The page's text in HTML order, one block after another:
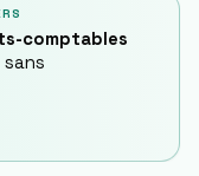
comptables